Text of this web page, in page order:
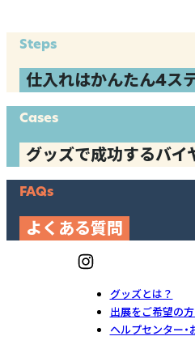
Steps
仕入れはかんたん4ス
Cases
グッズで成功するバイ
FAQs
よくある質問
グッズとは？
出展をご希望の
ヘルプセンター・